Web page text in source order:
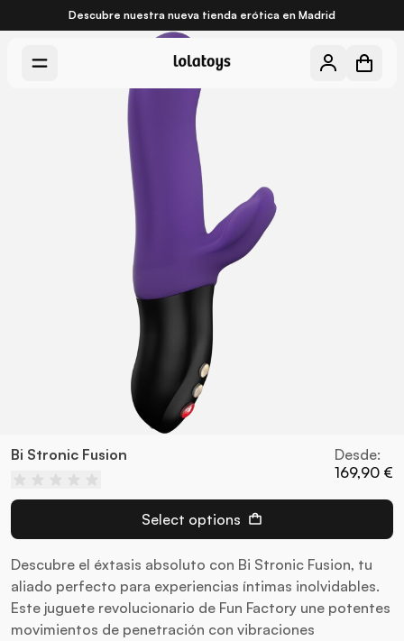
Descubre nuestra nueva tienda erótica en Madrid
Bi Stronic Fusion
Desde:
169,90 €
Descubre el éxtasis absoluto con Bi Stronic Fusion, tu
aliado perfecto para experiencias íntimas inolvidables.
Este juguete revolucionario de Fun Factory une potentes
movimientos de penetración con vibraciones
Select options